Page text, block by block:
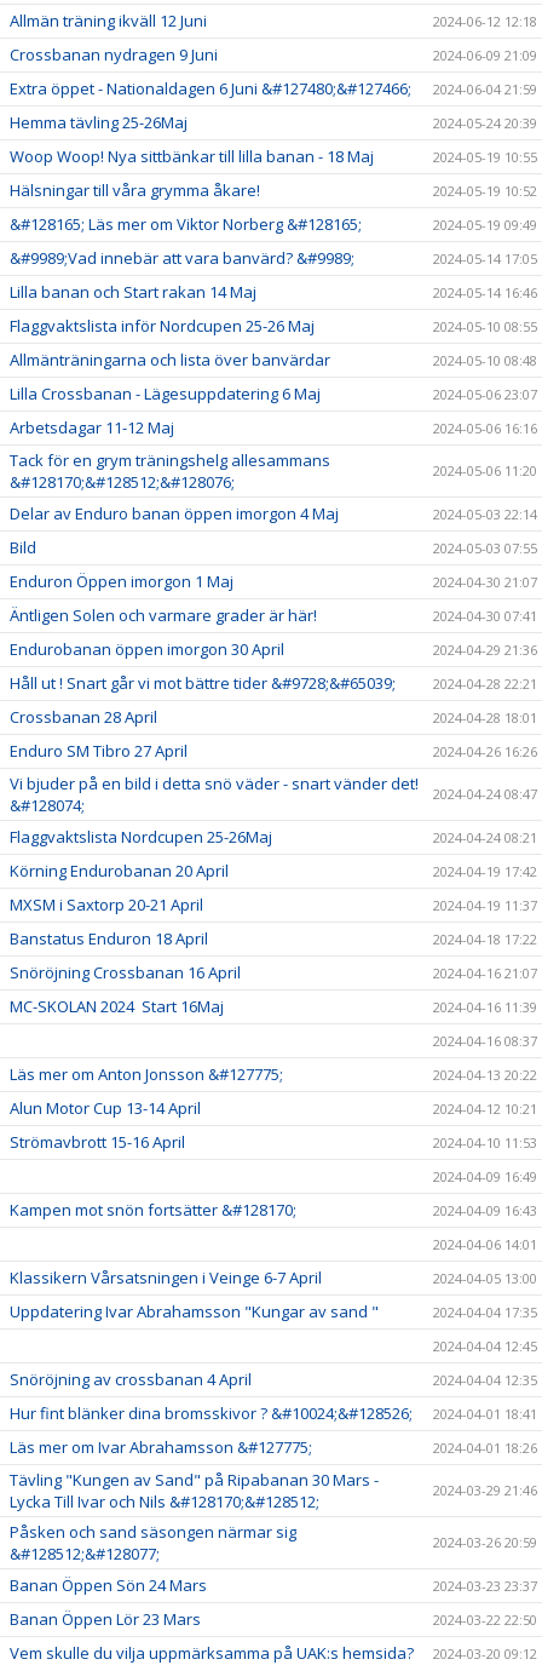
Allmän träning ikväll 12 Juni 2024-06-12 12:18
Crossbanan nydragen 9 Juni 2024-06-09 21:09
Extra öppet - Nationaldagen 6 Juni &#127480;&#127466; 2024-06-04 21:59
Hemma tävling 25-26Maj 2024-05-24 20:39
Woop Woop! Nya sittbänkar till lilla banan - 18 Maj 2024-05-19 10:55
Hälsningar till våra grymma åkare! 2024-05-19 10:52
&#128165; Läs mer om Viktor Norberg &#128165; 2024-05-19 09:49
&#9989;Vad innebär att vara banvärd? &#9989; 2024-05-14 17:05
Lilla banan och Start rakan 14 Maj 2024-05-14 16:46
Flaggvaktslista inför Nordcupen 25-26 Maj 2024-05-10 08:55
Allmänträningarna och lista över banvärdar 2024-05-10 08:48
Lilla Crossbanan - Lägesuppdatering 6 Maj 2024-05-06 23:07
Arbetsdagar 11-12 Maj 2024-05-06 16:16
Tack för en grym träningshelg allesammans
&#128170;&#128512;&#128076;
2024-05-06 11:20
Delar av Enduro banan öppen imorgon 4 Maj 2024-05-03 22:14
Bild 2024-05-03 07:55
Enduron Öppen imorgon 1 Maj 2024-04-30 21:07
Äntligen Solen och varmare grader är här! 2024-04-30 07:41
Endurobanan öppen imorgon 30 April 2024-04-29 21:36
Håll ut ! Snart går vi mot bättre tider &#9728;&#65039; 2024-04-28 22:21
Crossbanan 28 April 2024-04-28 18:01
Enduro SM Tibro 27 April 2024-04-26 16:26
Vi bjuder på en bild i detta snö väder - snart vänder det!
&#128074;
2024-04-24 08:47
Flaggvaktslista Nordcupen 25-26Maj 2024-04-24 08:21
Körning Endurobanan 20 April 2024-04-19 17:42
MXSM i Saxtorp 20-21 April 2024-04-19 11:37
Banstatus Enduron 18 April 2024-04-18 17:22
Snöröjning Crossbanan 16 April 2024-04-16 21:07
MC-SKOLAN 2024 Start 16Maj
2024-04-16 11:39
2024-04-16 08:37
Läs mer om Anton Jonsson &#127775; 2024-04-13 20:22
Alun Motor Cup 13-14 April 2024-04-12 10:21
Strömavbrott 15-16 April
2024-04-10 11:53
2024-04-09 16:49
Kampen mot snön fortsätter &#128170;
2024-04-09 16:43
2024-04-06 14:01
Klassikern Vårsatsningen i Veinge 6-7 April 2024-04-05 13:00
Uppdatering Ivar Abrahamsson "Kungar av sand "
2024-04-04 17:35
2024-04-04 12:45
Snöröjning av crossbanan 4 April 2024-04-04 12:35
Hur fint blänker dina bromsskivor ? &#10024;&#128526; 2024-04-01 18:41
Läs mer om Ivar Abrahamsson &#127775; 2024-04-01 18:26
Tävling "Kungen av Sand" på Ripabanan 30 Mars -
Lycka Till Ivar och Nils &#128170;&#128512;
2024-03-29 21:46
Påsken och sand säsongen närmar sig
&#128512;&#128077;
2024-03-26 20:59
Banan Öppen Sön 24 Mars 2024-03-23 23:37
Banan Öppen Lör 23 Mars 2024-03-22 22:50
Vem skulle du vilja uppmärksamma på UAK:s hemsida? 2024-03-20 09:12